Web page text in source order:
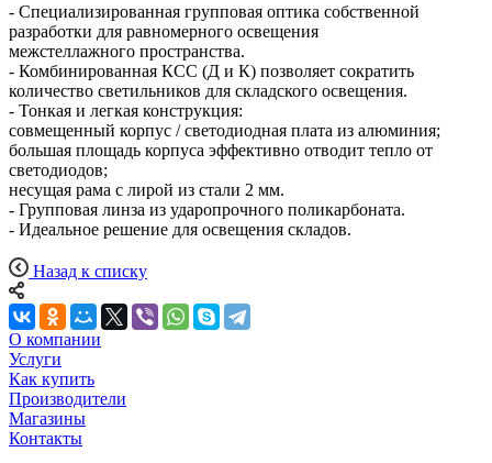
- Специализированная групповая оптика собственной
разработки для равномерного освещения
межстеллажного пространства.
- Комбинированная КСС (Д и К) позволяет сократить
количество светильников для складского освещения.
- Тонкая и легкая конструкция:
совмещенный корпус / светодиодная плата из алюминия;
большая площадь корпуса эффективно отводит тепло от
светодиодов;
несущая рама с лирой из стали 2 мм.
- Групповая линза из ударопрочного поликарбоната.
- Идеальное решение для освещения складов.
Назад к списку
О компании
Услуги
Как купить
Производители
Магазины
Контакты